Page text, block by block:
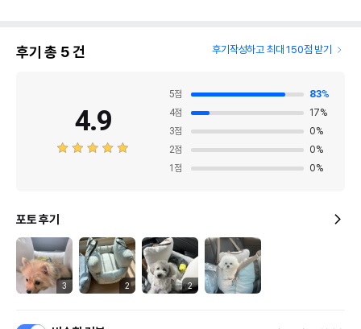
후기 총 5건 후기작성하고 최대 150점 받기
4.9
5점 83%
4점 17%
3점 0%
2점 0%
1 점 0%
포토 후기
3 2 2